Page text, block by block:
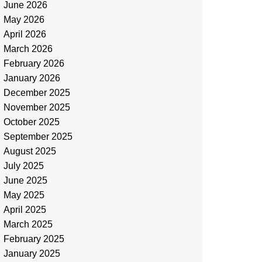
June 2026
May 2026
April 2026
March 2026
February 2026
January 2026
December 2025
November 2025
October 2025
September 2025
August 2025
July 2025
June 2025
May 2025
April 2025
March 2025
February 2025
January 2025